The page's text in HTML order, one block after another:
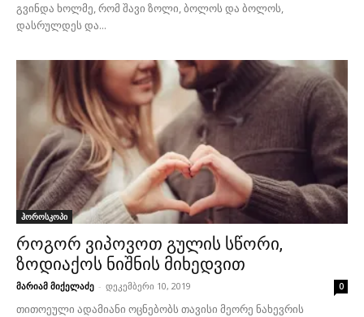
გვინდა ხოლმე, რომ შავი ზოლი, ბოლოს და ბოლოს,
დასრულდეს და...
ჰოროსკოპი
როგორ ვიპოვოთ გულის სწორი,
ზოდიაქოს ნიშნის მიხედვით
მარიამ მიქელაძე - დეკემბერი 10, 2019 0
თითოეული ადამიანი ოცნებობს თავისი მეორე ნახევრის